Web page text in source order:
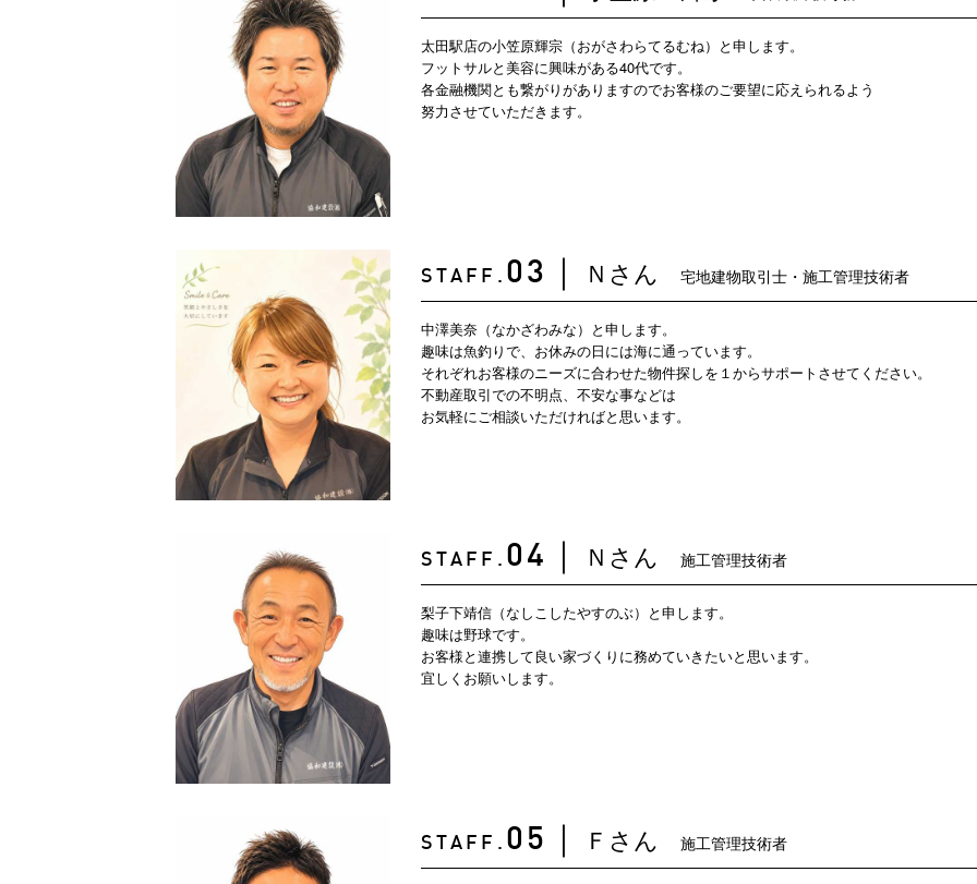
太田駅店の小笠原輝宗（おがさわらてるむね）と申します。
フットサルと美容に興味がある40代です。
各金融機関とも繋がりがありますのでお客様のご要望に応えられるよう
努力させていただきます。
STAFF. 03 Ｎさん 宅地建物取引士・施工管理技術者
中澤美奈（なかざわみな）と申します。
趣味は魚釣りで、お休みの日には海に通っています。
それぞれお客様のニーズに合わせた物件探しを１からサポートさせてください。
不動産取引での不明点、不安な事などは
お気軽にご相談いただければと思います。
STAFF. 04 Ｎさん 施工管理技術者
梨子下靖信（なしこしたやすのぶ）と申します。
趣味は野球です。
お客様と連携して良い家づくりに務めていきたいと思います。
宜しくお願いします。
STAFF. 05 Ｆさん 施工管理技術者